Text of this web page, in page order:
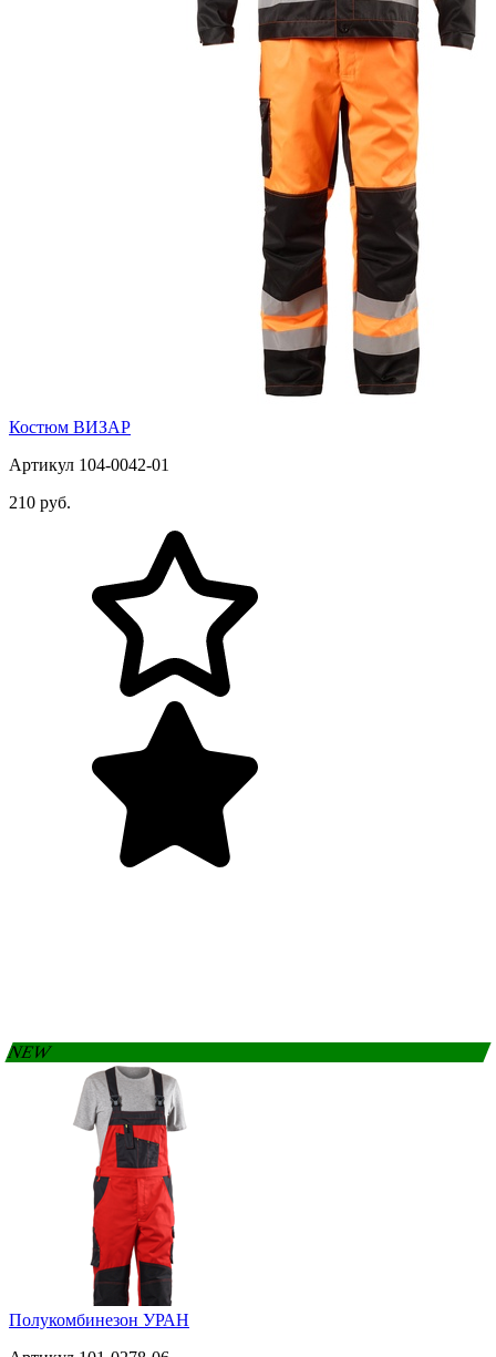
Костюм ВИЗАР
Артикул 104-0042-01
210 руб.
NEW
Полукомбинезон УРАН